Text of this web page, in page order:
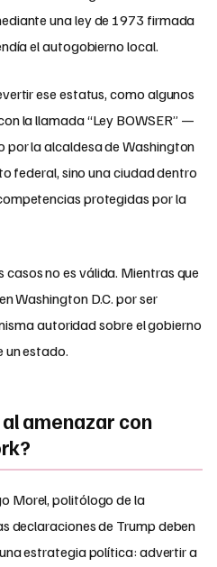
una ley de 1973 firmada
el autogobierno local.
ese estatus, como algunos
la llamada “Ley BOWSER” —
la alcaldesa de Washington
federal, sino una ciudad dentro
protegidas por la
no es válida. Mientras que
Washington D.C. por ser
autoridad sobre el gobierno
un estado.
amenazar con
Morel, politólogo de la
declaraciones de Trump deben
estrategia política: advertir a